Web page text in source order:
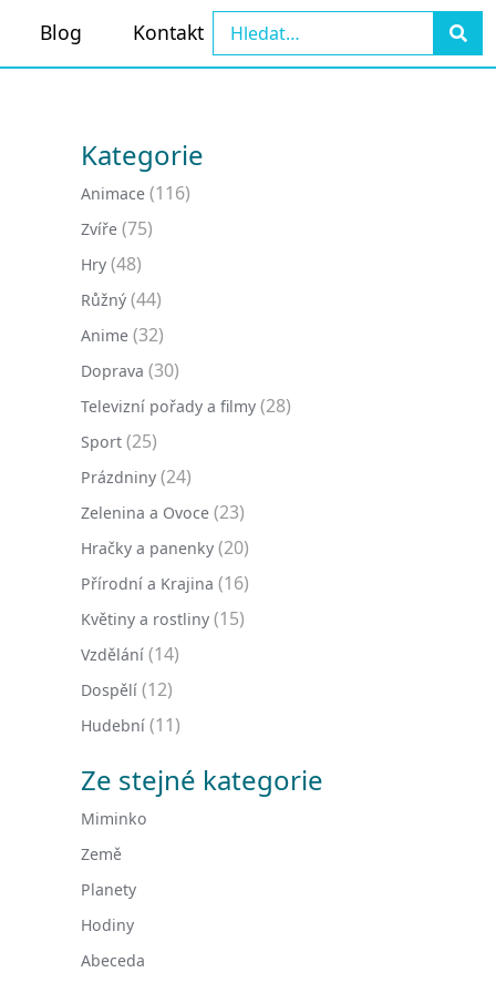
Blog Kontakt
Kategorie
Animace (116)
Zvíře (75)
Hry (48)
Růžný (44)
Anime (32)
Doprava (30)
Televizní pořady a filmy (28)
Sport (25)
Prázdniny (24)
Zelenina a Ovoce (23)
Hračky a panenky (20)
Přírodní a Krajina (16)
Květiny a rostliny (15)
Vzdělání (14)
Dospělí (12)
Hudební (11)
Ze stejné kategorie
Miminko
Země
Planety
Hodiny
Abeceda